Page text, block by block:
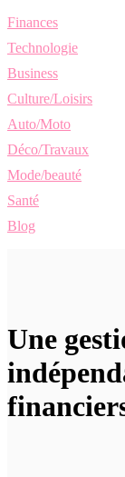
Finances
Technologie
Business
Culture/Loisirs
Auto/Moto
Déco/Travaux
Mode/beauté
Santé
Blog
Une